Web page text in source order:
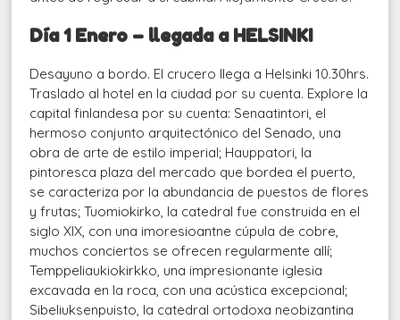
Día 1 Enero – llegada a HELSINKI
Desayuno a bordo. El crucero llega a Helsinki 10.30hrs.
Traslado al hotel en la ciudad por su cuenta. Explore la
capital finlandesa por su cuenta: Senaatintori, el
hermoso conjunto arquitectónico del Senado, una
obra de arte de estilo imperial; Hauppatori, la
pintoresca plaza del mercado que bordea el puerto,
se caracteriza por la abundancia de puestos de flores
y frutas; Tuomiokirko, la catedral fue construida en el
siglo XIX, con una imoresioantne cúpula de cobre,
muchos conciertos se ofrecen regularmente allí;
Temppeliaukiokirkko, una impresionante iglesia
excavada en la roca, con una acústica excepcional;
Sibeliuksenpuisto, la catedral ortodoxa neobizantina